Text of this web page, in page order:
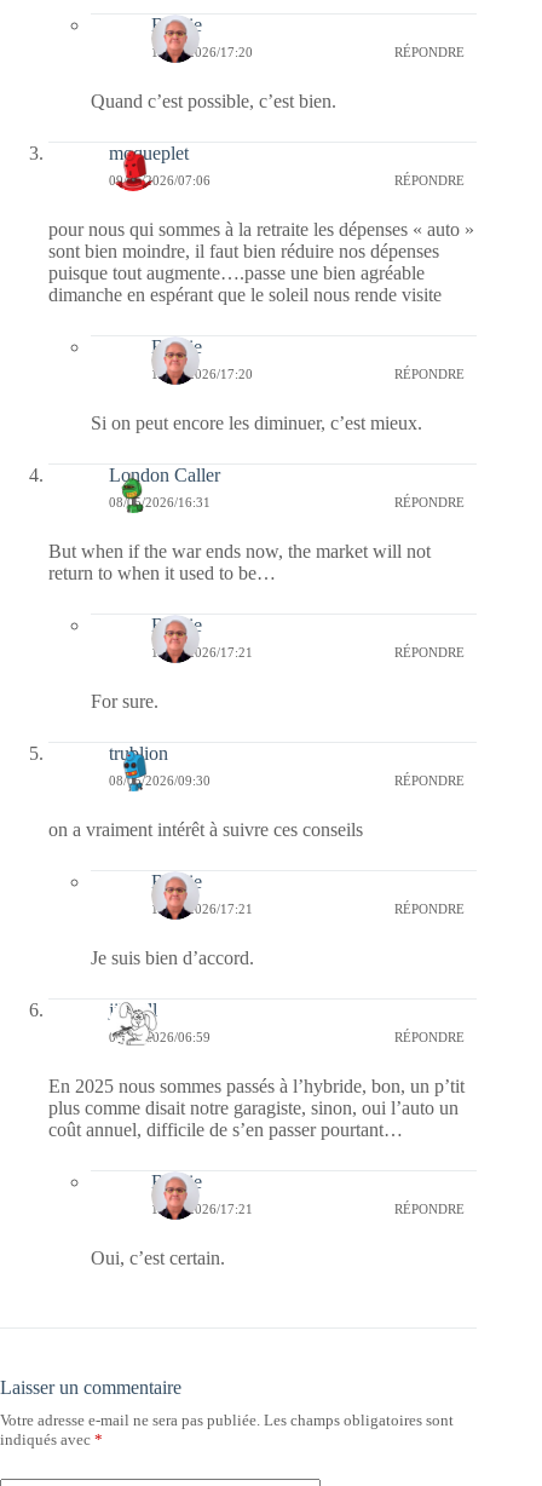
Bernie
11/05/2026/17:20 RÉPONDRE
Quand c’est possible, c’est bien.
moqueplet
09/05/2026/07:06 RÉPONDRE
pour nous qui sommes à la retraite les dépenses « auto »
sont bien moindre, il faut bien réduire nos dépenses
puisque tout augmente….passe une bien agréable
dimanche en espérant que le soleil nous rende visite
Bernie
11/05/2026/17:20 RÉPONDRE
Si on peut encore les diminuer, c’est mieux.
London Caller
08/05/2026/16:31 RÉPONDRE
But when if the war ends now, the market will not
return to when it used to be…
Bernie
11/05/2026/17:21 RÉPONDRE
For sure.
trublion
08/05/2026/09:30 RÉPONDRE
on a vraiment intérêt à suivre ces conseils
Bernie
11/05/2026/17:21 RÉPONDRE
Je suis bien d’accord.
jill bill
08/05/2026/06:59 RÉPONDRE
En 2025 nous sommes passés à l’hybride, bon, un p’tit
plus comme disait notre garagiste, sinon, oui l’auto un
coût annuel, difficile de s’en passer pourtant…
Bernie
11/05/2026/17:21 RÉPONDRE
Oui, c’est certain.
Laisser un commentaire
Votre adresse e-mail ne sera pas publiée. Les champs obligatoires sont
indiqués avec *